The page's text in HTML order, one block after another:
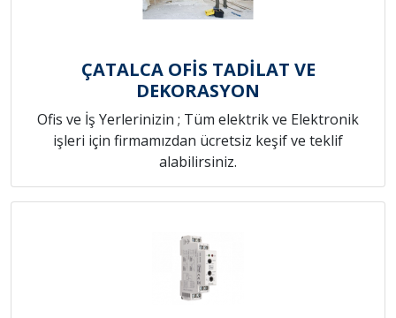
ÇATALCA OFİS TADİLAT VE
DEKORASYON
Ofis ve İş Yerlerinizin ; Tüm elektrik ve Elektronik
işleri için firmamızdan ücretsiz keşif ve teklif
alabilirsiniz.